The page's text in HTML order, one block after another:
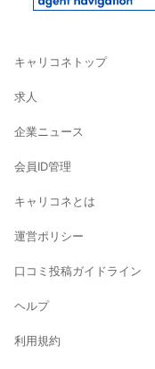
キャリコネトップ
求人
企業ニュース
会員ID管理
キャリコネとは
運営ポリシー
口コミ投稿ガイドライン
ヘルプ
利用規約